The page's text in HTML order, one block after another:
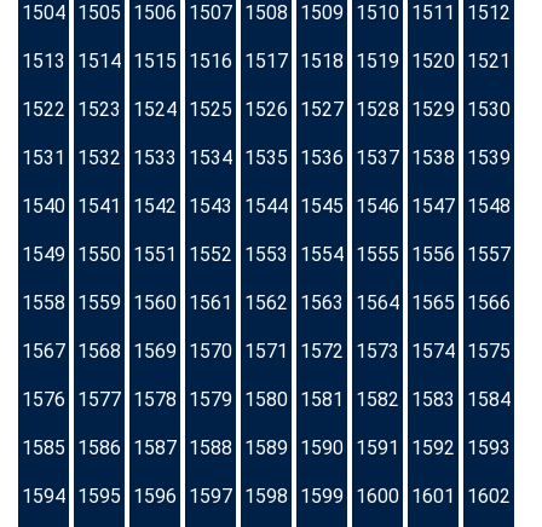
1504 1505 1506 1507 1508 1509 1510 1511 1512
1513 1514 1515 1516 1517 1518 1519 1520 1521
1522 1523 1524 1525 1526 1527 1528 1529 1530
1531 1532 1533 1534 1535 1536 1537 1538 1539
1540 1541 1542 1543 1544 1545 1546 1547 1548
1549 1550 1551 1552 1553 1554 1555 1556 1557
1558 1559 1560 1561 1562 1563 1564 1565 1566
1567 1568 1569 1570 1571 1572 1573 1574 1575
1576 1577 1578 1579 1580 1581 1582 1583 1584
1585 1586 1587 1588 1589 1590 1591 1592 1593
1594 1595 1596 1597 1598 1599 1600 1601 1602